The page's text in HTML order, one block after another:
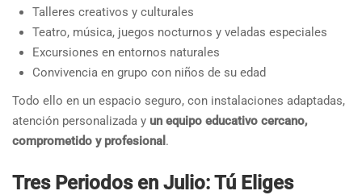
Talleres creativos y culturales
Teatro, música, juegos nocturnos y veladas especiales
Excursiones en entornos naturales
Convivencia en grupo con niños de su edad
Todo ello en un espacio seguro, con instalaciones adaptadas,
atención personalizada y un equipo educativo cercano,
comprometido y profesional .
Tres Periodos en Julio: Tú Eliges